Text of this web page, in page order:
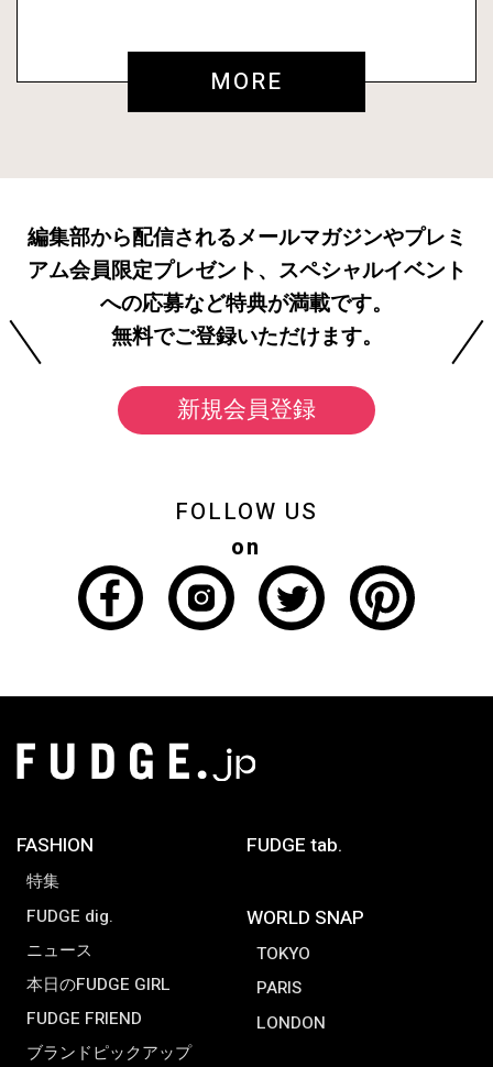
MORE
編集部から配信されるメールマガジンやプレミ
アム会員限定プレゼント、スペシャルイベント
への応募など特典が満載です。
無料でご登録いただけます。
新規会員登録
FOLLOW US
on
FASHION
特集
FUDGE dig.
ニュース
本日のFUDGE GIRL
FUDGE FRIEND
ブランドピックアップ
FUDGE tab.
WORLD SNAP
TOKYO
PARIS
LONDON